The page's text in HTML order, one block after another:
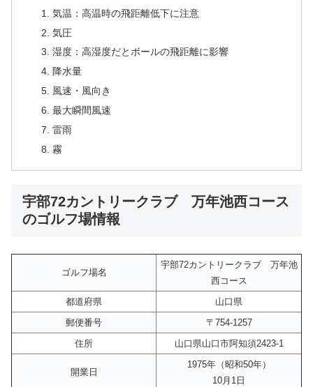
気温：高温時の飛距離低下に注意
気圧
湿度：高湿度だとボールの飛距離に影響
降水量
風速・風向き
最大瞬間風速
雷雨
霧
宇部72カントリークラブ 万年池西コース
のゴルフ場情報
ゴルフ場名
宇部72カントリークラブ 万年池
西コース
都道府県
山口県
郵便番号
〒754-1257
住所
山口県山口市阿知須2423-1
開業日
1975年（昭和50年）
10月1日